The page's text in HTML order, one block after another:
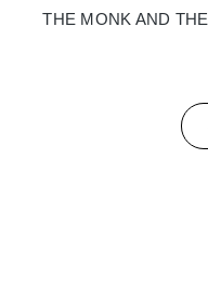
THE MONK AND